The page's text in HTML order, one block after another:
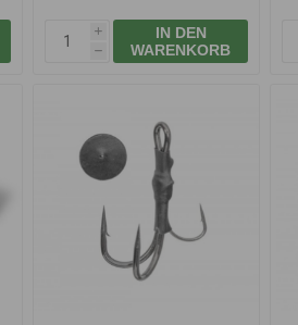
i
h
IN DEN
WARENKORB